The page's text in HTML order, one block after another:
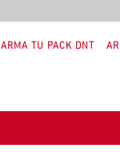
ARMA TU PACK DNT